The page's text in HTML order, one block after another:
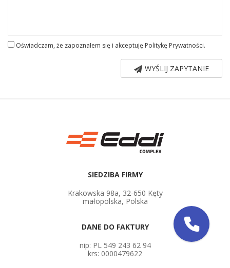
Oświadczam, że zapoznałem się i akceptuję Politykę Prywatności.
WYŚLIJ ZAPYTANIE
SIEDZIBA FIRMY
Krakowska 98a, 32-650 Kęty
małopolska, Polska
DANE DO FAKTURY
nip: PL 549 243 62 94
krs: 0000479622